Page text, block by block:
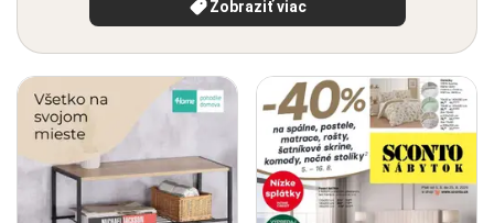
Zobraziť viac